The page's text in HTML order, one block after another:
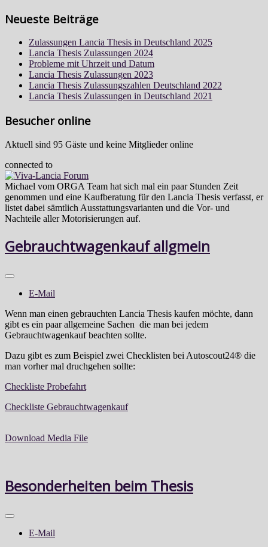
Neueste Beiträge
Zulassungen Lancia Thesis in Deutschland 2025
Lancia Thesis Zulassungen 2024
Probleme mit Uhrzeit und Datum
Lancia Thesis Zulassungen 2023
Lancia Thesis Zulassungszahlen Deutschland 2022
Lancia Thesis Zulassungen in Deutschland 2021
Besucher online
Aktuell sind 95 Gäste und keine Mitglieder online
connected to
Michael vom ORGA Team hat sich mal ein paar Stunden Zeit
genommen und eine Kaufberatung für den Lancia Thesis verfasst, er
listet dabei sämtlich Ausstattungsvarianten und die Vor- und
Nachteile aller Motorisierungen auf.
Gebrauchtwagenkauf allgmein
E-Mail
Wenn man einen gebrauchten Lancia Thesis kaufen möchte, dann
gibt es ein paar allgemeine Sachen die man bei jedem
Gebrauchtwagenkauf beachten sollte.
Dazu gibt es zum Beispiel zwei Checklisten bei Autoscout24® die
man vorher mal druchgehen sollte:
Checkliste Probefahrt
Checkliste Gebrauchtwagenkauf
Download Media File
Besonderheiten beim Thesis
E-Mail